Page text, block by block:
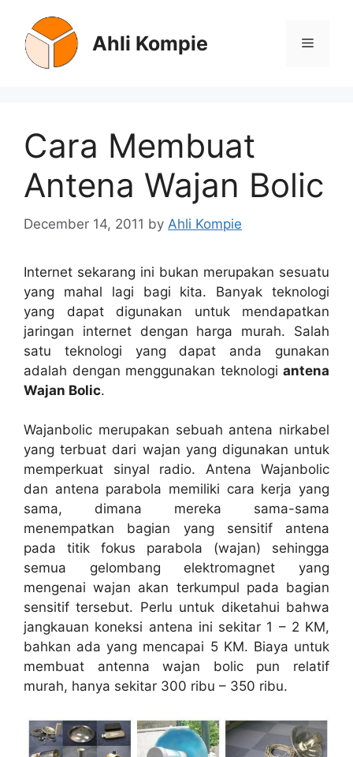
content
Ahli Kompie Menu
Cara Membuat
Antena Wajan Bolic
December 14, 2011 by Ahli Kompie
Internet sekarang ini bukan merupakan sesuatu
yang mahal lagi bagi kita. Banyak teknologi
yang dapat digunakan untuk mendapatkan
jaringan internet dengan harga murah. Salah
satu teknologi yang dapat anda gunakan
adalah dengan menggunakan teknologi antena
Wajan Bolic.
Wajanbolic merupakan sebuah antena nirkabel
yang terbuat dari wajan yang digunakan untuk
memperkuat sinyal radio. Antena Wajanbolic
dan antena parabola memiliki cara kerja yang
sama, dimana mereka sama-sama
menempatkan bagian yang sensitif antena
pada titik fokus parabola (wajan) sehingga
semua gelombang elektromagnet yang
mengenai wajan akan terkumpul pada bagian
sensitif tersebut. Perlu untuk diketahui bahwa
jangkauan koneksi antena ini sekitar 1 – 2 KM,
bahkan ada yang mencapai 5 KM. Biaya untuk
membuat antenna wajan bolic pun relatif
murah, hanya sekitar 300 ribu – 350 ribu.